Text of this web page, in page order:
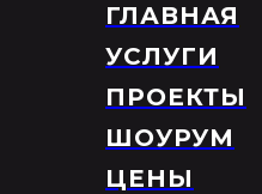
ГЛАВНАЯ
УСЛУГИ
ПРОЕКТЫ
ШОУРУМ
ЦЕНЫ